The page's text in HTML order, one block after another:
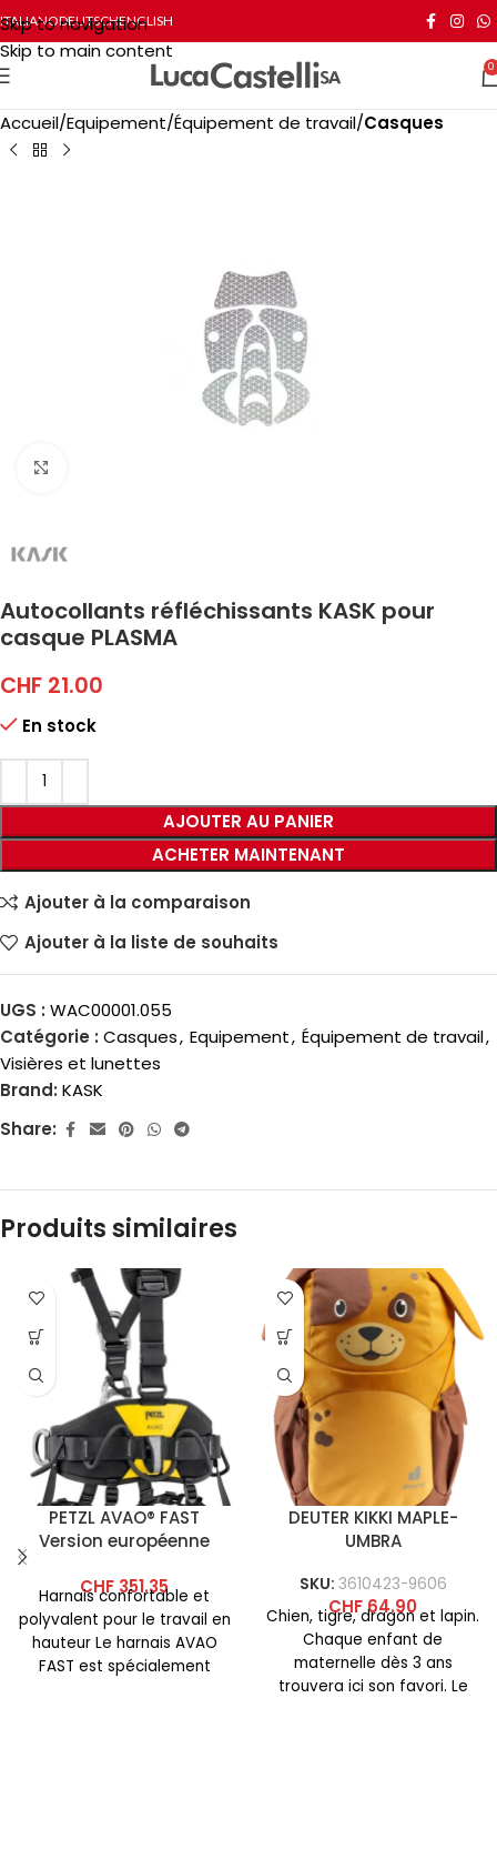
Skip to navigation
Skip to main content
ITALIANODEUTSCHENGLISH
0
Accueil Equipement Équipement de travail Casques
Autocollants réfléchissants KASK pour
casque PLASMA
CHF 21.00
En stock
AJOUTER AU PANIER
ACHETER MAINTENANT
Ajouter à la comparaison
Ajouter à la liste de souhaits
UGS : WAC00001.055
Catégorie : Casques, Equipement, Équipement de travail,
Visières et lunettes
Brand: KASK
Share:
Produits similaires
PETZL AVAO® FAST
Version européenne
CHF 351.35
Harnais confortable et
polyvalent pour le travail en
hauteur Le harnais AVAO
FAST est spécialement
DEUTER KIKKI MAPLE-
UMBRA
SKU: 3610423-9606
CHF64.90
Chien, tigre, dragon et lapin.
Chaque enfant de
maternelle dès 3 ans
trouvera ici son favori. Le